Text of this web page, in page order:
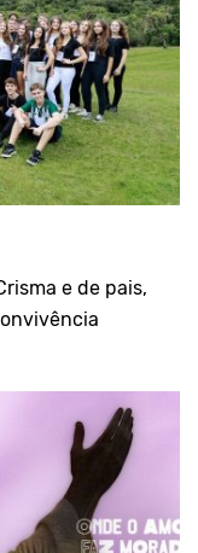
e de pais,